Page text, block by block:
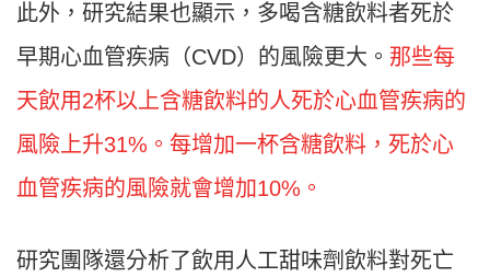
此外，研究結果也顯示，多喝含糖飲料者死於
早期心血管疾病（CVD）的風險更大。 那些每
天飲用2杯以上含糖飲料的人死於心血管疾病的
風險上升31%。每增加一杯含糖飲料，死於心
血管疾病的風險就會增加10%。
研究團隊還分析了飲用人工甜味劑飲料對死亡